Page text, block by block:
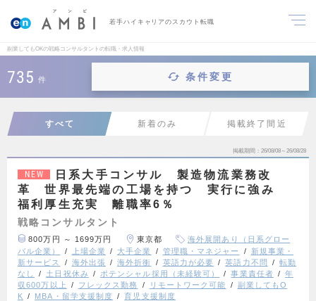
若手ハイキャリアのスカウト転職
副業してもOKの戦略コンサルタントの転職・求人情報
735 件 条件変更
すべて 新着のみ 掲載終了間近
掲載期間 26/08/08～26/08/28
NEW
日系大手コンサル 製造物流業務改
革 世界最先端の工場を持つ 実行に強み
福利厚生充実 離職率6％
戦略コンサルタント
800万円 ～ 1699万円 東京都
海外展開あり（日系グロー
バル企業）
上場企業 大手企業 管理職・マネジャー
新規事業・
新サービス
海外出張 海外折衝 英語力が必要 英語力不問
転勤
なし
土日祝休み ポテンシャル採用（未経験可） 事業責任者
年
収600万以上
フレックス勤務 リモートワーク可能
副業してもO
K
MBA・留学支援制度 育児支援制度